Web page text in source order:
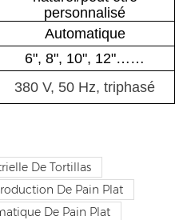
personnalisé
Automatique
6", 8", 10", 12"……
380 V, 50 Hz, triphasé
De Tortillas
De Pain Plat
De Pain Plat